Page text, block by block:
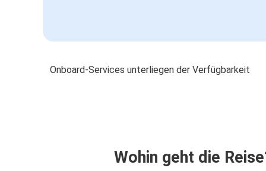
Onboard-Services unterliegen der Verfügbarkeit
Wohin geht die